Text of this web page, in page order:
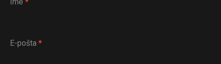
Ime *
E-pošta *